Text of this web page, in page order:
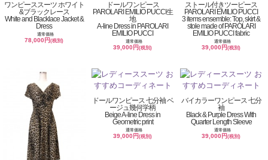
ワンピーススーツ ホワイト
&ブラックレース
White and Blacklace Jacket &
Dress
通常価格
78,000円(税別)
ドールワンピース
PAROLARI EMILIO PUCCI生
地
A-line Dress in PAROLARI
EMILIO PUCCI
通常価格
39,000円(税別)
ストール付きツーピース
PAROLARI EMILIO PUCCI
3 items ensemble: Top, skirt &
stole made of PAROLARI
EMILIO PUCCI fabric
通常価格
39,000円(税別)
ドールワンピース 七分袖 ベ
ージュ幾何学柄
Beige A-line Dress in
Geometric print
通常価格
39,000円(税別)
バイカラーワンピース 七分
袖
Black & Purple Dress With
Quarter Length Sleeve
通常価格
39,000円(税別)